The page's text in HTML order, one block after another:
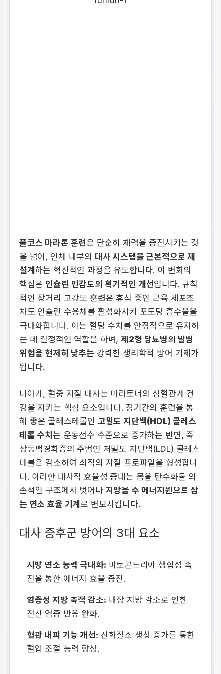
풀코스 마라톤 훈련은 단순히 체력을 증진시키는 것
을 넘어, 인체 내부의 대사 시스템을 근본적으로 재
설계하는 혁신적인 과정을 유도합니다. 이 변화의
핵심은 인슐린 민감도의 획기적인 개선입니다. 규칙
적인 장거리 고강도 훈련은 휴식 중인 근육 세포조
차도 인슐린 수용체를 활성화시켜 포도당 흡수율을
극대화합니다. 이는 혈당 수치를 안정적으로 유지하
는 데 결정적인 역할을 하며,제2형 당뇨병의 발병
위험을 현저히 낮추는 강력한 생리학적 방어 기제가
됩니다.
나아가, 혈중 지질 대사는 마라토너의 심혈관계 건
강을 지키는 핵심 요소입니다. 장기간의 훈련을 통
해 좋은 콜레스테롤인고밀도 지단백(HDL) 콜레스
테롤 수치 는 운동선수 수준으로 증가하는 반면, 죽
상동맥경화증의 주범인 저밀도 지단백(LDL) 콜레스
테롤은 감소하여 최적의 지질 프로파일을 형성합니
다. 이러한 대사적 효율성 증대는 몸을 탄수화물 의
존적인 구조에서 벗어나 지방을 주 에너지원으로 삼
는 연소 효율 기계로 변모시킵니다.
대사 증후군 방어의 3대 요소
지방 연소 능력 극대화: 미토콘드리아 생합성 촉
진을 통한 에너지 효율 증진.
염증성 지방 축적 감소: 내장 지방 감소로 인한
전신 염증 반응 완화.
혈관 내피 기능 개선: 산화질소 생성 증가를 통한
혈압 조절 능력 향상.